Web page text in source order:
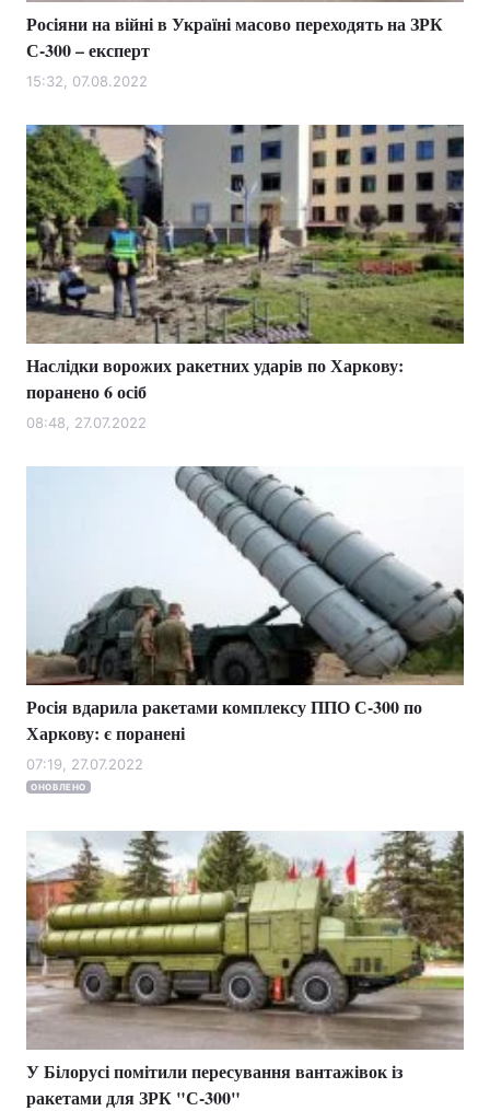
Росіяни на війні в Україні масово переходять на ЗРК
С-300 – експерт
15:32, 07.08.2022
Наслідки ворожих ракетних ударів по Харкову:
поранено 6 осіб
08:48, 27.07.2022
Росія вдарила ракетами комплексу ППО С-300 по
Харкову: є поранені
07:19, 27.07.2022
ОНОВЛЕНО
У Білорусі помітили пересування вантажівок із
ракетами для ЗРК "С-300"